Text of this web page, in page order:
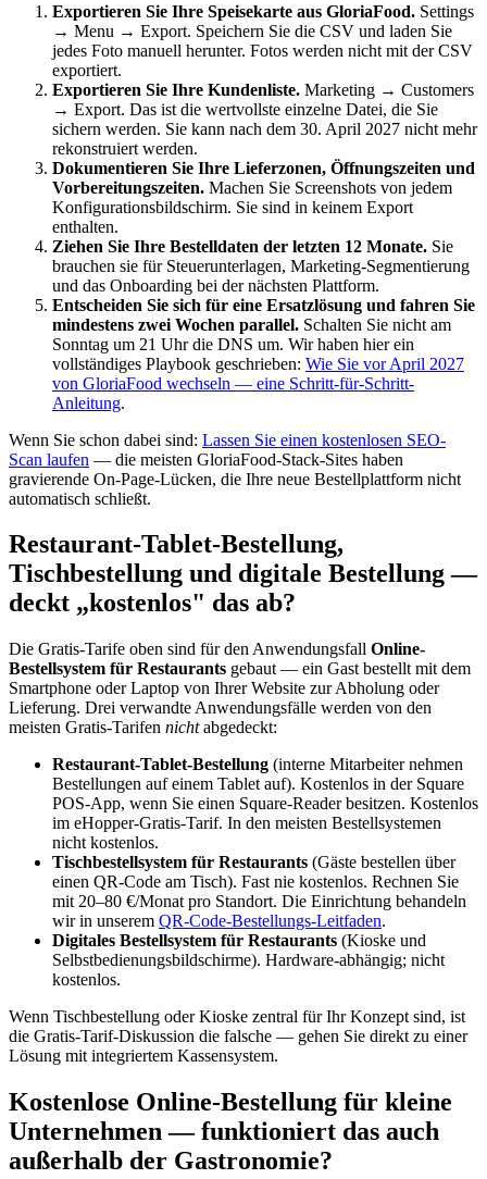
Exportieren Sie Ihre Speisekarte aus GloriaFood. Settings
→ Menu → Export. Speichern Sie die CSV und laden Sie
jedes Foto manuell herunter. Fotos werden nicht mit der CSV
exportiert.
Exportieren Sie Ihre Kundenliste. Marketing → Customers
→ Export. Das ist die wertvollste einzelne Datei, die Sie
sichern werden. Sie kann nach dem 30. April 2027 nicht mehr
rekonstruiert werden.
Dokumentieren Sie Ihre Lieferzonen, Öffnungszeiten und
Vorbereitungszeiten. Machen Sie Screenshots von jedem
Konfigurationsbildschirm. Sie sind in keinem Export
enthalten.
Ziehen Sie Ihre Bestelldaten der letzten 12 Monate. Sie
brauchen sie für Steuerunterlagen, Marketing-Segmentierung
und das Onboarding bei der nächsten Plattform.
Entscheiden Sie sich für eine Ersatzlösung und fahren Sie
mindestens zwei Wochen parallel. Schalten Sie nicht am
Sonntag um 21 Uhr die DNS um. Wir haben hier ein
vollständiges Playbook geschrieben: Wie Sie vor April 2027
von GloriaFood wechseln — eine Schritt-für-Schritt-
Anleitung.
Wenn Sie schon dabei sind: Lassen Sie einen kostenlosen SEO-
Scan laufen — die meisten GloriaFood-Stack-Sites haben
gravierende On-Page-Lücken, die Ihre neue Bestellplattform nicht
automatisch schließt.
Restaurant-Tablet-Bestellung,
Tischbestellung und digitale Bestellung —
deckt „kostenlos" das ab?
Die Gratis-Tarife oben sind für den Anwendungsfall Online-
Bestellsystem für Restaurants gebaut — ein Gast bestellt mit dem
Smartphone oder Laptop von Ihrer Website zur Abholung oder
Lieferung. Drei verwandte Anwendungsfälle werden von den
meisten Gratis-Tarifen nichtabgedeckt:
Restaurant-Tablet-Bestellung (interne Mitarbeiter nehmen
Bestellungen auf einem Tablet auf). Kostenlos in der Square
POS-App, wenn Sie einen Square-Reader besitzen. Kostenlos
im eHopper-Gratis-Tarif. In den meisten Bestellsystemen
nicht kostenlos.
Tischbestellsystem für Restaurants (Gäste bestellen über
einen QR-Code am Tisch). Fast nie kostenlos. Rechnen Sie
mit 20–80 €/Monat pro Standort. Die Einrichtung behandeln
wir in unserem QR-Code-Bestellungs-Leitfaden.
Digitales Bestellsystem für Restaurants (Kioske und
Selbstbedienungsbildschirme). Hardware-abhängig; nicht
kostenlos.
Wenn Tischbestellung oder Kioske zentral für Ihr Konzept sind, ist
die Gratis-Tarif-Diskussion die falsche — gehen Sie direkt zu einer
Lösung mit integriertem Kassensystem.
Kostenlose Online-Bestellung für kleine
Unternehmen — funktioniert das auch
außerhalb der Gastronomie?